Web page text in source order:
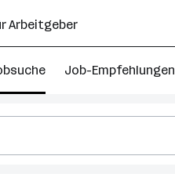
Arbeitgeber
Job-Empfehlungen